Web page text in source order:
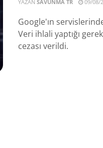
YAZAN SAVUNMA TR 09/08/
Google'ın
Veri ihlali yaptığı
cezası verildi.